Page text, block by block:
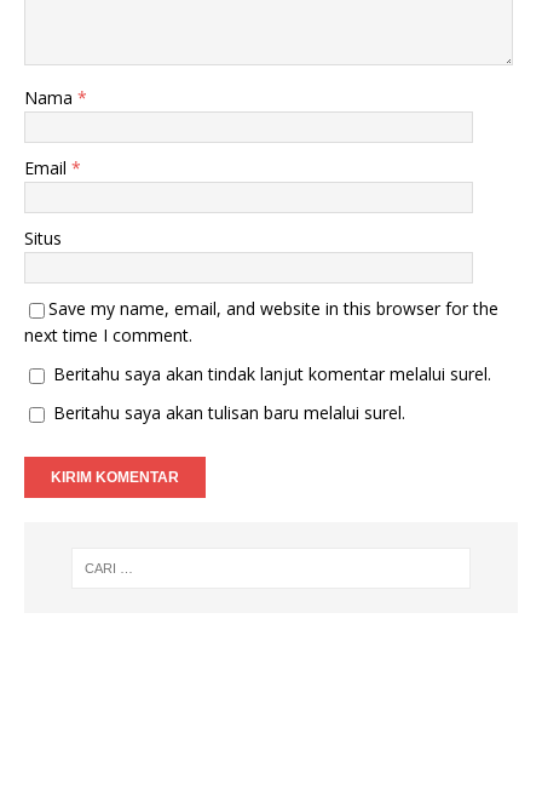
Nama *
Email *
Situs
Save my name, email, and website in this browser for the
next time I comment.
Beritahu saya akan tindak lanjut komentar melalui surel.
Beritahu saya akan tulisan baru melalui surel.